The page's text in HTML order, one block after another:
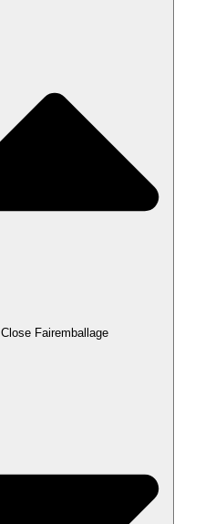
Close Fairemballage